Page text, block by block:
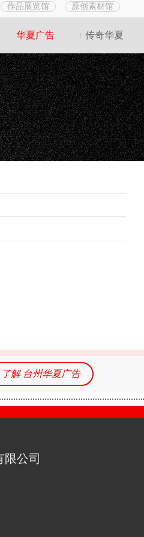
作品展览馆 原创素材馆
华夏广告 传奇华夏
了解 台州华夏广告
公司